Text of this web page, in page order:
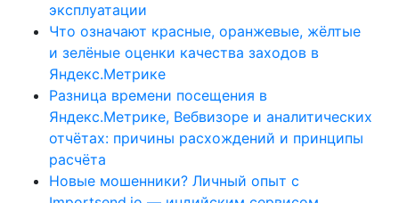
эксплуатации
Что означают красные, оранжевые, жёлтые
и зелёные оценки качества заходов в
Яндекс.Метрике
Разница времени посещения в
Яндекс.Метрике, Вебвизоре и аналитических
отчётах: причины расхождений и принципы
расчёта
Новые мошенники? Личный опыт с